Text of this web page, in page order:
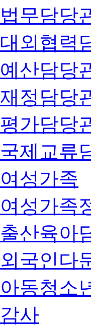
법무담당
대외협력
예산담당
재정담당
평가담당
국제교류
여성가족
여성가족
출산육아
외국인다
아동청소
감사